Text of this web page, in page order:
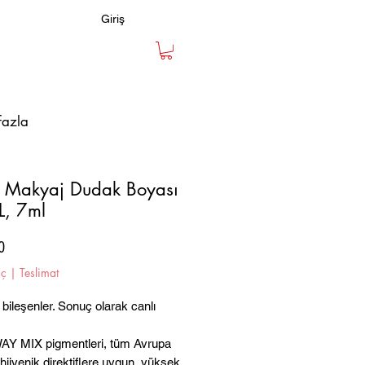
Giriş
Makyaj Dudak Boyası
7ml
Fiyat
| Teslimat
Sonuç olarak canlı
MIX pigmentleri, tüm Avrupa
hijyenik direktiflere uygun, yüksek